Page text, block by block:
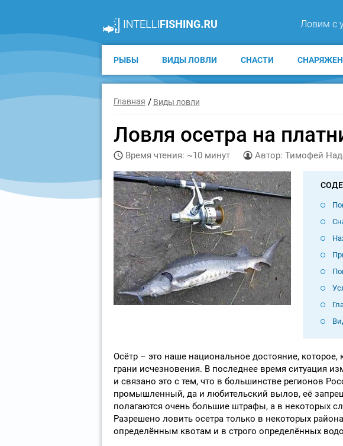
Ловим с
РЫБЫ ВИДЫ ЛОВЛИ СНАСТИ
Главная Виды ловли
Ловля осетра на
Время чтения: ~10 минут Автор: Тимофей
Осётр – это наше национальное достояние, которое,
грани исчезновения. В последнее время ситуация
и связано это с тем, что в большинстве регионов
промышленный, да и любительский вылов, её
полагаются очень большие штрафы, а в некоторых
Разрешено ловить осетра только в некоторых
определённым квотам и в строго определённых